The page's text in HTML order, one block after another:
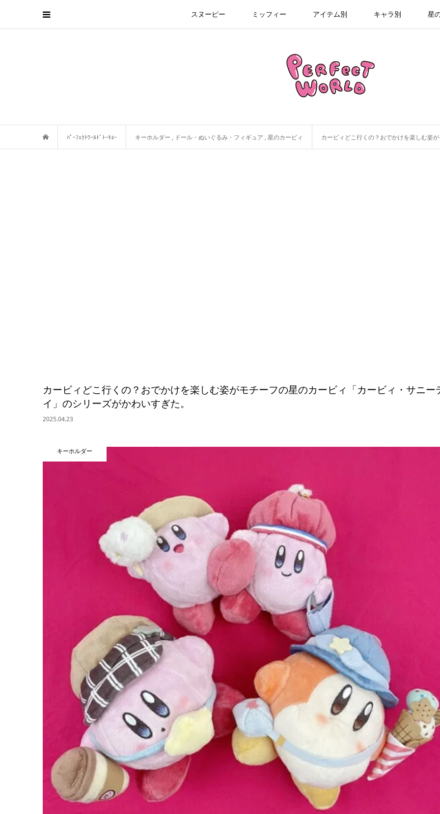
スヌーピー ミッフィー アイテム別 キャラ別 星
ﾊﾟｰﾌｪｸﾄﾜｰﾙﾄﾞﾄｰｷｮｰ キーホルダー , ドール・ぬいぐるみ・フィギュア ,星のカービィ カービィどこ行くの？おでかけを楽しむ姿がモチ
カービィどこ行くの？おでかけを楽しむ姿がモチーフの星のカービィ「カービィ・サニー
イ」のシリーズがかわいすぎた。
2025.04.23
キーホルダー